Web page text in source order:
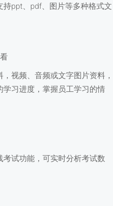
ppt、pdf、图片等多种格式文
视频、音频或文字图片资料，
习进度，掌握员工学习的情
试功能，可实时分析考试数